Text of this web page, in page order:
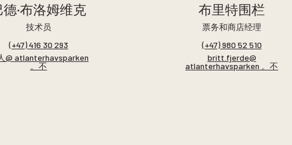
德·布洛姆维克
技术员
(+47) 416 30 293
@ atlanterhavsparken
。不
布里特围栏
票务和商店经理
(+47) 980 52 510
britt.fjerde@
atlanterhavsparken 。不